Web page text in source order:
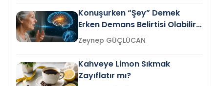
Konuşurken “Şey” Demek
Erken Demans Belirtisi Olabilir
mi?
Zeynep GÜÇLÜCAN
Kahveye Limon Sıkmak
Zayıflatır mı?